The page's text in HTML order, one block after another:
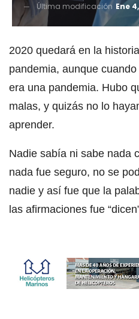
Última modificación Ene
2020 quedará en la
pandemia, aunque
era una pandemia. Hubo
malas, y quizás no lo
aprender.
Nadie sabía ni sabe nada
nada fue seguro, no se
nadie y así fue que la
las afirmaciones fue